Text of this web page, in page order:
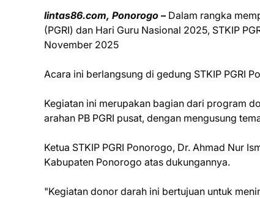
lintas86.com, Ponorogo – Dalam rangka
(PGRI) dan Hari Guru Nasional 2025, STKIP
November 2025
Acara ini berlangsung di gedung STKIP PGRI
Kegiatan ini merupakan bagian dari program
arahan PB PGRI pusat, dengan mengusung
Ketua STKIP PGRI Ponorogo, Dr. Ahmad Nur
Kabupaten Ponorogo atas dukungannya.
"Kegiatan donor darah ini bertujuan untuk